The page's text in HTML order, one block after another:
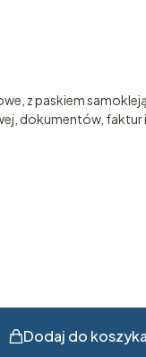
z paskiem
dokumentów, faktur
Dodaj do koszyka